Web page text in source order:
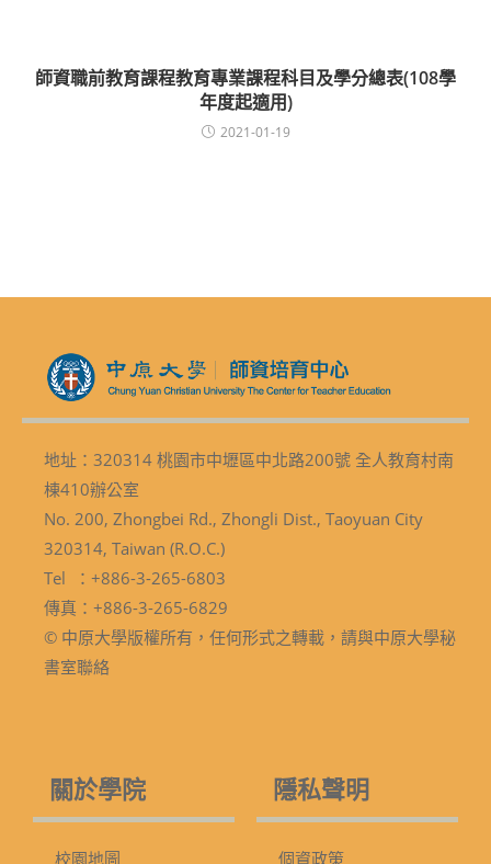
師資職前教育課程教育專業課程科目及學分總表(108學
年度起適用)
2021-01-19
地址：320314 桃園市中壢區中北路200號 全人教育村南
棟410辦公室
No. 200, Zhongbei Rd., Zhongli Dist., Taoyuan City
320314, Taiwan (R.O.C.)
Tel ：+886-3-265-6803
傳真：+886-3-265-6829
© 中原大學版權所有，任何形式之轉載，請與中原大學秘
書室聯絡
關於學院
校園地圖
隱私聲明
個資政策